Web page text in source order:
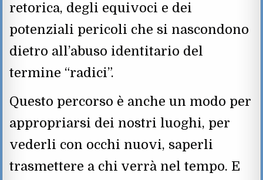
retorica, degli equivoci e dei
potenziali pericoli che si nascondono
dietro all’abuso identitario del
termine “radici”.
Questo percorso è anche un modo per
appropriarsi dei nostri luoghi, per
vederli con occhi nuovi, saperli
trasmettere a chi verrà nel tempo. E